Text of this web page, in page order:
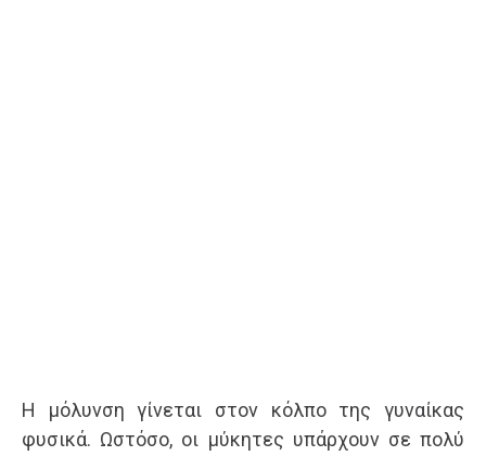
Η μόλυνση γίνεται στον κόλπο της γυναίκας
φυσικά. Ωστόσο, οι μύκητες υπάρχουν σε πολύ